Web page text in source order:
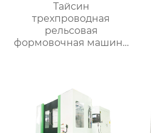
Тайсин
трехпроводная
рельсовая
формовочная машина